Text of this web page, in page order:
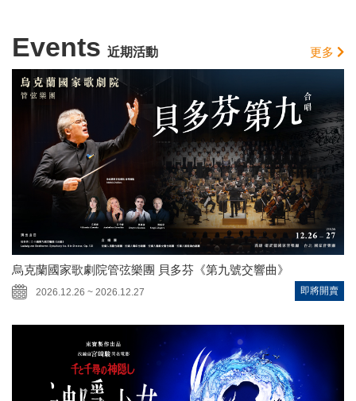
Events 近期活動 更多
烏克蘭國家歌劇院管弦樂團 貝多芬《第九號交響曲》
2026.12.26 ~ 2026.12.27 即將開賣